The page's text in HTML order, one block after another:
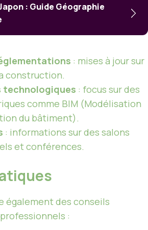
: Guide Géographie
: mises à jour sur
construction.
technologiques : focus sur des
comme BIM (Modélisation
du bâtiment).
: informations sur des salons
et conférences.
également des conseils
: